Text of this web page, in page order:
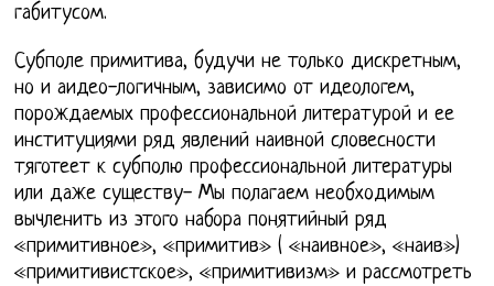
габитусом.
Субполе примитива, будучи не только дискретным,
но и аидео-логичным, зависимо от идеологем,
порождаемых профессиональной литературой и ее
институциями ряд явлений наивной словесности
тяготеет к субполю профессиональной литературы
или даже существу- Мы полагаем необходимым
вычленить из этого набора понятийный ряд
«примитивное», «примитив» ( «наивное», «наив»)
«примитивистское», «примитивизм» и рассмотреть